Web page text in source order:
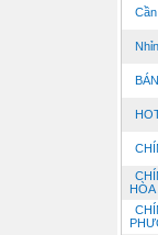
HÒA